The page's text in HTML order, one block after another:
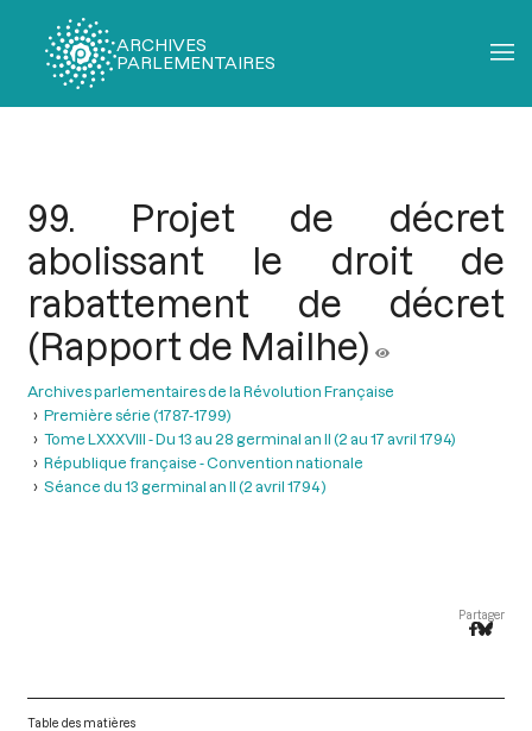
ARCHIVES
PARLEMENTAIRES
99. Projet de décret
abolissant le droit de
rabattement de décret
(Rapport de Mailhe)
Archives parlementaires de la Révolution Française
Première série (1787-1799)
Tome LXXXVIII - Du 13 au 28 germinal an II (2 au 17 avril 1794)
République française - Convention nationale
Séance du 13 germinal an II (2 avril 1794 )
Partager
Table des matières